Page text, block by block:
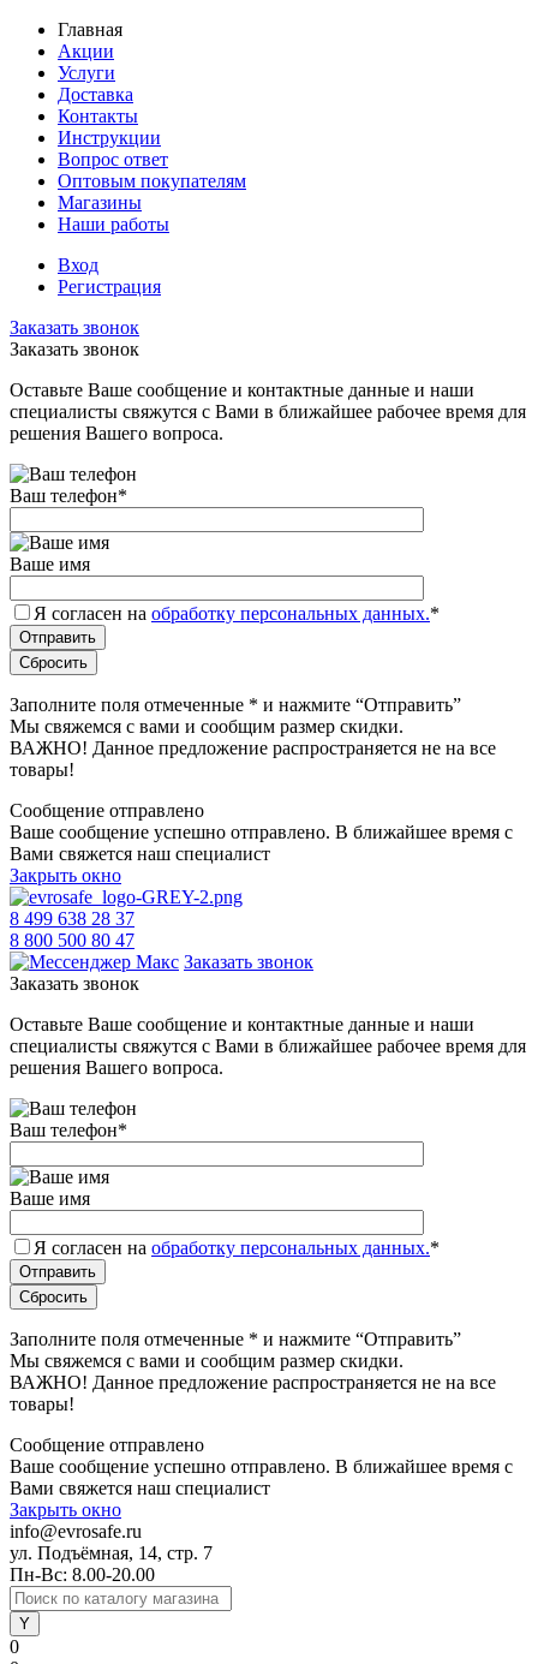
Главная
Акции
Услуги
Доставка
Контакты
Инструкции
Вопрос ответ
Оптовым покупателям
Магазины
Наши работы
Вход
Регистрация
Заказать звонок
Заказать звонок
Оставьте Ваше сообщение и контактные данные и наши
специалисты свяжутся с Вами в ближайшее рабочее время для
решения Вашего вопроса.
Ваш телефон*
Ваше имя
Я согласен на обработку персональных данных.*
Заполните поля отмеченные * и нажмите “Отправить”
Мы свяжемся с вами и сообщим размер скидки.
ВАЖНО! Данное предложение распространяется не на все
товары!
Сообщение отправлено
Ваше сообщение успешно отправлено. В ближайшее время с
Вами свяжется наш специалист
Закрыть окно
8 499 638 28 37
8 800 500 80 47
Заказать звонок
Заказать звонок
Оставьте Ваше сообщение и контактные данные и наши
специалисты свяжутся с Вами в ближайшее рабочее время для
решения Вашего вопроса.
Ваш телефон*
Ваше имя
Я согласен на обработку персональных данных.*
Заполните поля отмеченные * и нажмите “Отправить”
Мы свяжемся с вами и сообщим размер скидки.
ВАЖНО! Данное предложение распространяется не на все
товары!
Сообщение отправлено
Ваше сообщение успешно отправлено. В ближайшее время с
Вами свяжется наш специалист
Закрыть окно
info@evrosafe.ru
ул. Подъёмная, 14, стр. 7
Пн-Вс: 8.00-20.00
0